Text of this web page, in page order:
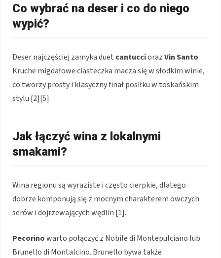
Co wybrać na deser i co do niego
wypić?
Deser najczęściej zamyka duet cantucciorazVin Santo.
Kruche migdałowe ciasteczka macza się w słodkim winie,
co tworzy prosty i klasyczny finał posiłku w toskańskim
stylu [2][5].
Jak łączyć wina z lokalnymi
smakami?
Wina regionu są wyraziste i często cierpkie, dlatego
dobrze komponują się z mocnym charakterem owczych
serów i dojrzewających wędlin [1].
Pecorinowarto połączyć z Nobile di Montepulciano lub
Brunello di Montalcino. Brunello bywa także